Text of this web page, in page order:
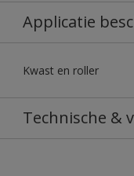
Applicatie
Kwast en roller
Technische &